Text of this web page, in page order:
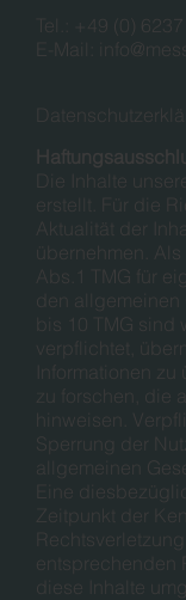
Tel.: +49 (0) 6237
E-Mail:
Die Inhalte
erstellt. Für die
Aktualität der
übernehmen.
Abs.1 TMG für
den allgemeinen
bis 10 TMG
verpflichtet,
Informationen
zu forschen, die
hinweisen.
Sperrung der
allgemeinen
Eine
Zeitpunkt der
entsprechenden
diese Inhalte